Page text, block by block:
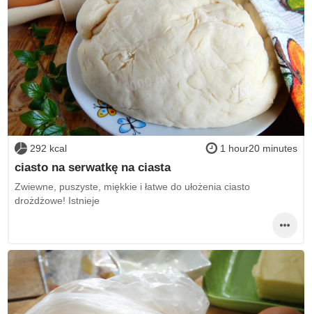
292 kcal 1 hour20 minutes
ciasto na serwatkę na ciasta
Zwiewne, puszyste, miękkie i łatwe do ułożenia ciasto
drożdżowe! Istnieje